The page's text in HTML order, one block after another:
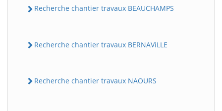
Recherche chantier travaux BEAUCHAMPS
Recherche chantier travaux BERNAViLLE
Recherche chantier travaux NAOURS